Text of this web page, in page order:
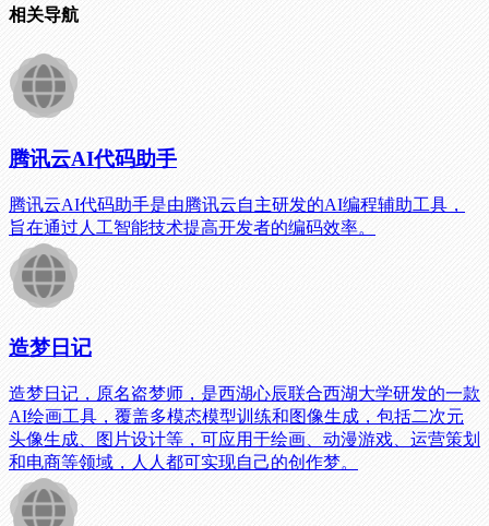
相关导航
腾讯云AI代码助手
腾讯云AI代码助手是由腾讯云自主研发的AI编程辅助工具，
旨在通过人工智能技术提高开发者的编码效率。
造梦日记
造梦日记，原名盗梦师，是西湖心辰联合西湖大学研发的一款
AI绘画工具，覆盖多模态模型训练和图像生成，包括二次元
头像生成、图片设计等，可应用于绘画、动漫游戏、运营策划
和电商等领域，人人都可实现自己的创作梦。